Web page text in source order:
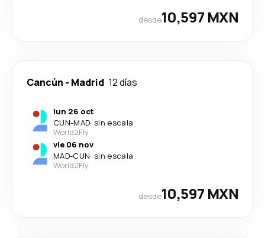
desde10,597 MXN
Cancún - Madrid 12 días
lun 26 oct
CUN-MAD· sin escala
World2Fly
vie 06 nov
MAD-CUN· sin escala
World2Fly
desde10,597 MXN